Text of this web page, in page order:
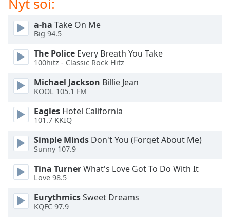
dialog
Escape
cancel
and
window.
Text
Text
Background
a-ha Take On Me
Big 94.5
The Police Every Breath You Take
100hitz - Classic Rock Hitz
Michael Jackson Billie Jean
KOOL 105.1 FM
Eagles Hotel California
101.7 KKIQ
Simple Minds Don't You (Forget About Me)
Sunny 107.9
Tina TurnerWhat's Love Got To Do With It
Love 98.5
EurythmicsSweet Dreams
KQFC 97.9